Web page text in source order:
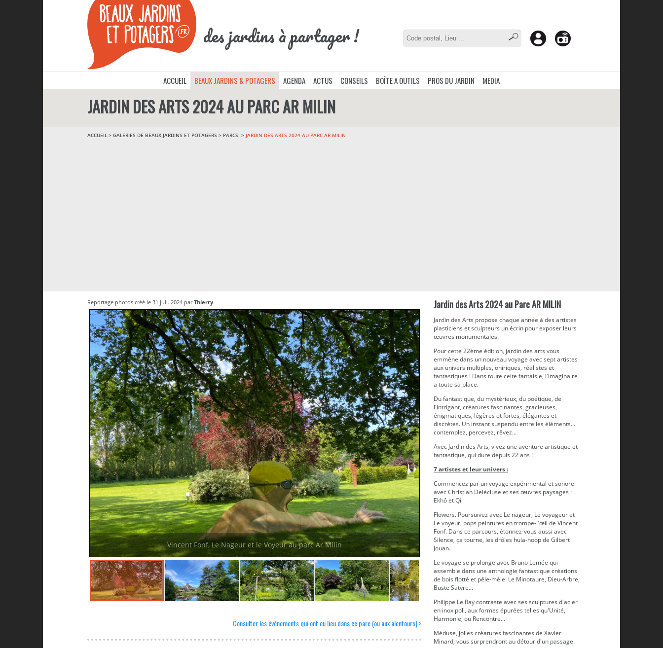
des jardins à partager !
ACCUEIL BEAUX JARDINS & POTAGERS AGENDA ACTUS CONSEILS BOÎTE A OUTILS PROS DU JARDIN MEDIA
JARDIN DES ARTS 2024 AU PARC AR MILIN
ACCUEIL > GALERIES DE BEAUX JARDINS ET POTAGERS > PARCS JARDIN DES ARTS 2024 AU PARC AR MILIN
Reportage photos créé le 31 juil. 2024 parThierry
Vincent Fonf, Le Nageur et le Voyeur au parc Ar Milin L'ancien moulin enjambant la Vilaine est devenu
Jardin des Arts 2024 au Parc AR MILIN
Jardin des Arts propose chaque année à des artistes
plasticiens et sculpteurs un écrin pour exposer leurs
œuvres monumentales.
Pour cette 22ème édition, jardin des arts vous
emmène dans un nouveau voyage avec sept artistes
aux univers multiples, oniriques, réalistes et
fantastiques ! Dans toute celte fantaisie, l'imaginaire
a toute sa place.
Du fantastique, du mystérieux, du poétique, de
l'intrigant, créatures fascinantes, gracieuses,
énigmatiques, légères et fortes, élégantes et
discrètes. Un instant suspendu entre les éléments...
contemplez, percevez, rêvez…
Avec Jardin des Arts, vivez une aventure artistique et
fantastique, qui dure depuis 22 ans !
7 artistes et leur univers :
Commencez par un voyage expérimental et sonore
avec Christian Delécluse et ses œuvres paysages :
Ekhô et Qi
Flowers. Poursuivez avec Le nageur, Le voyageur et
Le voyeur, pops peintures en trompe-l'œil de Vincent
Fonf. Dans ce parcours, étonnez-vous aussi avec
Silence, ça tourne, les drôles hula-hoop de Gilbert
Jouan.
Le voyage se prolonge avec Bruno Lemée qui
assemble dans une anthologie fantastique créations
de bois flotté et pêle-mêle: Le Minotaure, Dieu-Arbre,
Buste Satyre...
Philippe Le Ray contraste avec ses sculptures d'acier
en inox poli, aux formes épurées telles qu'Unité,
Harmonie, ou Rencontre...
Méduse, jolies créatures fascinantes de Xavier
Minard, vous surprendront au détour d'un passage.
Consulter les événements qui ont eu lieu dans ce parc (ou aux alentours) >